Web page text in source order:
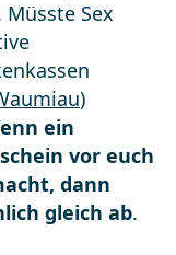
Sex
)
ein
vor euch
dann
gleich ab.